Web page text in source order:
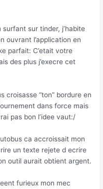
sur tinder, j’habite
ouvrant l’application en
parfait: C’etait votre
des plus j’execre cet
croisasse “ton” bordure en
dans force mais
pas bon l’idee vaut:/
ca accroissait mon
un texte rejete d ecrire
outil aurait obtient argent.
furieux mon mec